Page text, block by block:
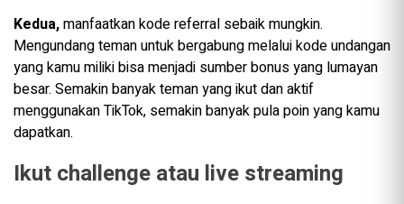
Kedua,manfaatkan kode referral sebaik mungkin.
Mengundang teman untuk bergabung melalui kode undangan
yang kamu miliki bisa menjadi sumber bonus yang lumayan
besar. Semakin banyak teman yang ikut dan aktif
menggunakan TikTok, semakin banyak pula poin yang kamu
dapatkan.
Ikut challenge atau live streaming